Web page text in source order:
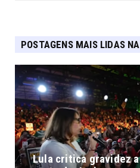
POSTAGENS MAIS LIDAS
Lula critica gravidez